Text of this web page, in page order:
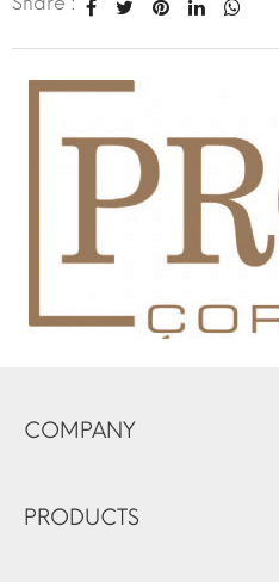
COMPANY
PRODUCTS